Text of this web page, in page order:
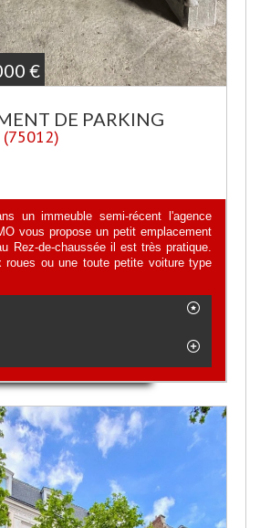
€
DE PARKING
(75012)
un immeuble semi-récent l'agence
vous propose un petit emplacement
Rez-de-chaussée il est très pratique.
roues ou une toute petite voiture type